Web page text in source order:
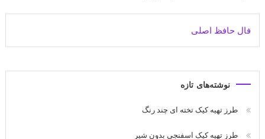
فال حافظ اصلی
نوشته‌های تازه
طرز تهیه کیک تخته ای چند رنگ
طرز تهیه کیک اسفنجی بدون شیر